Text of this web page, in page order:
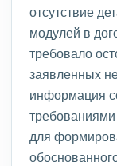
отсутствие
модулей в
требовало
заявленных
информация
для